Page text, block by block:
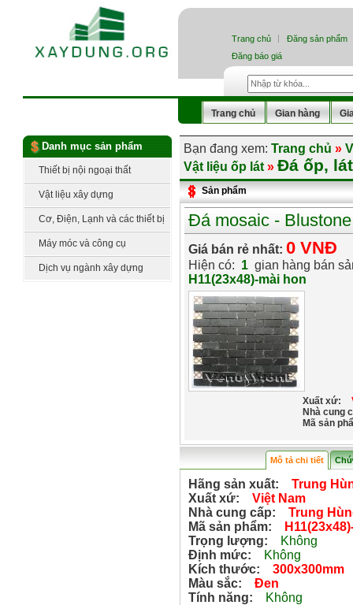
Trang chủ
Đăng sản phẩm
Đăng báo giá
Trang chủ Gian hàng
Danh mục sản phẩm
Thiết bị nội ngoại thất
Vật liệu xây dựng
Cơ, Điện, Lạnh và các thiết bị
công nghệ
Máy móc và công cụ
Dịch vụ ngành xây dựng
Bạn đang xem: Trang chủ »
Vật liệu ốp lát » Đá ốp, lát
Sản phẩm
Đá mosaic -
Giá bán rẻ nhất: 0 VNĐ
Hiện có: 1gian hàng bán
H11(23x48)-mài hon
Xuất xứ:
Nhà cung
Mã sản
Mô tả chi tiết
Hãng sản xuất:
Trung
Xuất xứ:
Việt Nam
Nhà cung cấp:
Trung
Mã sản phẩm:
Trọng lượng:
Không
Định mức:
Không
Kích thước:
300x300mm
Màu sắc:
Đen
Tính năng:
Không